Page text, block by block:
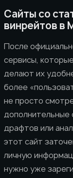
Сайты со
винрейтов в
После
сервисы,
делают их
более
не просто
дополнительные
драфтов или
этот сайт
личную
нужно уже